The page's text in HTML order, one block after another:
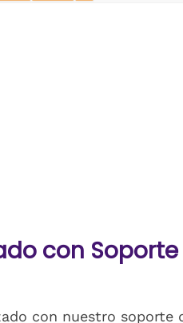
con Soporte
con nuestro soporte